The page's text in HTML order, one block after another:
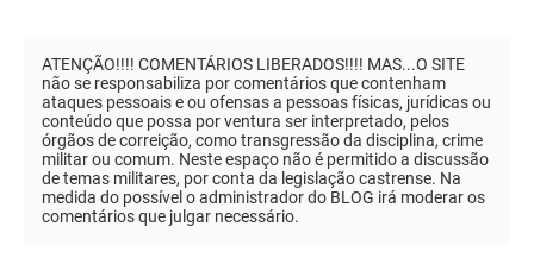
ATENÇÃO!!!! COMENTÁRIOS LIBERADOS!!!! MAS...O SITE
não se responsabiliza por comentários que contenham
ataques pessoais e ou ofensas a pessoas físicas, jurídicas ou
conteúdo que possa por ventura ser interpretado, pelos
órgãos de correição, como transgressão da disciplina, crime
militar ou comum. Neste espaço não é permitido a discussão
de temas militares, por conta da legislação castrense. Na
medida do possível o administrador do BLOG irá moderar os
comentários que julgar necessário.